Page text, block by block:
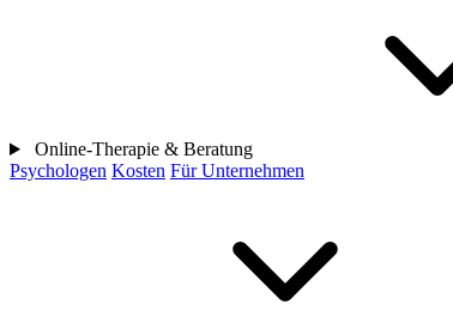
Online-Therapie & Beratung
Psychologen Kosten Für Unternehmen